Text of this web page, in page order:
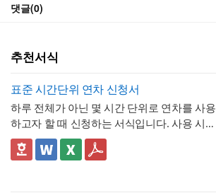
댓글(0)
추천서식
표준 시간단위 연차 신청서
하루 전체가 아닌 몇 시간 단위로 연차를 사용
하고자 할 때 신청하는 서식입니다. 사용 시간
을 연차 일수로 환산하는 기준표를 계약서 자
체에 포함하고 있어, 신청자와 승인자 모두 몇
✅ 이 서식의 구성 특징